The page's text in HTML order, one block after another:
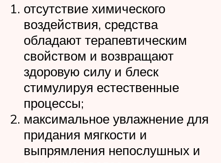
отсутствие химического
воздействия, средства
обладают терапевтическим
свойством и возвращают
здоровую силу и блеск
стимулируя естественные
процессы;
максимальное увлажнение для
придания мягкости и
выпрямления непослушных и